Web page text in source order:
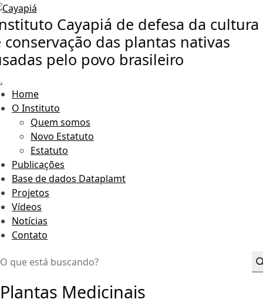
Cayapiá de defesa da cultura
conservação das plantas nativas
pelo povo brasileiro
Home
O Instituto
Quem somos
Novo Estatuto
Estatuto
Publicações
Base de dados Dataplamt
Projetos
Vídeos
Notícias
Contato
Plantas Medicinais